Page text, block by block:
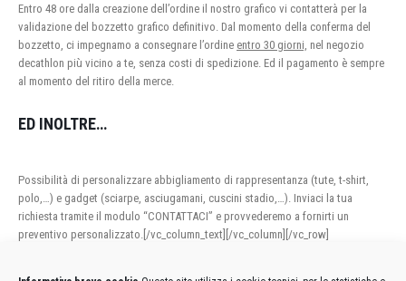
Entro 48 ore dalla creazione dell’ordine il nostro grafico vi contatterà per la
validazione del bozzetto grafico definitivo. Dal momento della conferma del
bozzetto, ci impegnamo a consegnare l’ordine entro 30 giorni, nel negozio
decathlon più vicino a te, senza costi di spedizione. Ed il pagamento è sempre
al momento del ritiro della merce.
ED INOLTRE…
Possibilità di personalizzare abbigliamento di rappresentanza (tute, t-shirt,
polo,…) e gadget (sciarpe, asciugamani, cuscini stadio,…). Inviaci la tua
richiesta tramite il modulo “CONTATTACI” e provvederemo a fornirti un
preventivo personalizzato.[/vc_column_text][/vc_column][/vc_row]